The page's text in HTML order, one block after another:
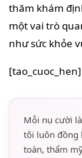
thăm khám
một vai trò
như sức khỏe
[tao_cuoc_hen]
Mỗi nụ cười
tôi luôn đồng
toàn, thẩm